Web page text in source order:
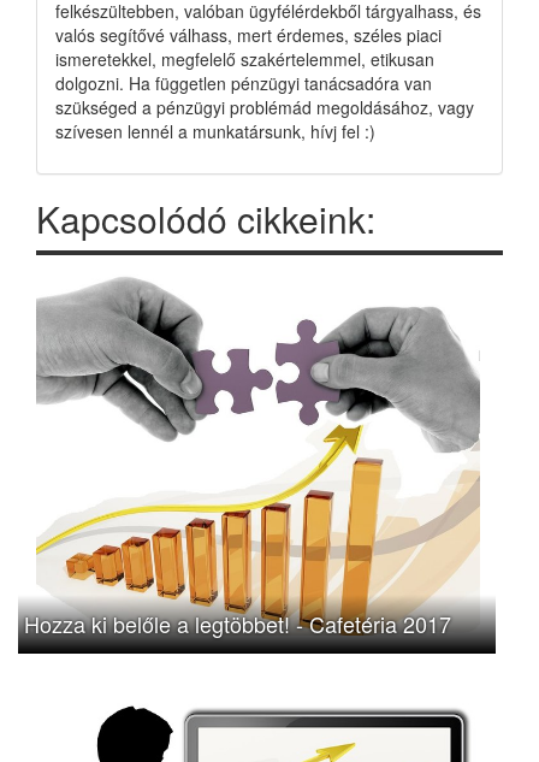
felkészültebben, valóban ügyfélérdekből tárgyalhass, és
valós segítővé válhass, mert érdemes, széles piaci
ismeretekkel, megfelelő szakértelemmel, etikusan
dolgozni. Ha független pénzügyi tanácsadóra van
szükséged a pénzügyi problémád megoldásához, vagy
szívesen lennél a munkatársunk, hívj fel :)
Kapcsolódó cikkeink:
Hozza ki belőle a legtöbbet! - Cafetéria 2017